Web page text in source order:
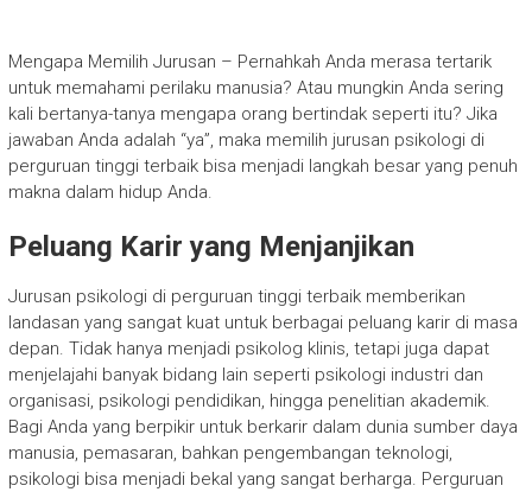
Mengapa Memilih Jurusan – Pernahkah Anda merasa tertarik
untuk memahami perilaku manusia? Atau mungkin Anda sering
kali bertanya-tanya mengapa orang bertindak seperti itu? Jika
jawaban Anda adalah “ya”, maka memilih jurusan psikologi di
perguruan tinggi terbaik bisa menjadi langkah besar yang penuh
makna dalam hidup Anda.
Peluang Karir yang Menjanjikan
Jurusan psikologi di perguruan tinggi terbaik memberikan
landasan yang sangat kuat untuk berbagai peluang karir di masa
depan. Tidak hanya menjadi psikolog klinis, tetapi juga dapat
menjelajahi banyak bidang lain seperti psikologi industri dan
organisasi, psikologi pendidikan, hingga penelitian akademik.
Bagi Anda yang berpikir untuk berkarir dalam dunia sumber daya
manusia, pemasaran, bahkan pengembangan teknologi,
psikologi bisa menjadi bekal yang sangat berharga. Perguruan